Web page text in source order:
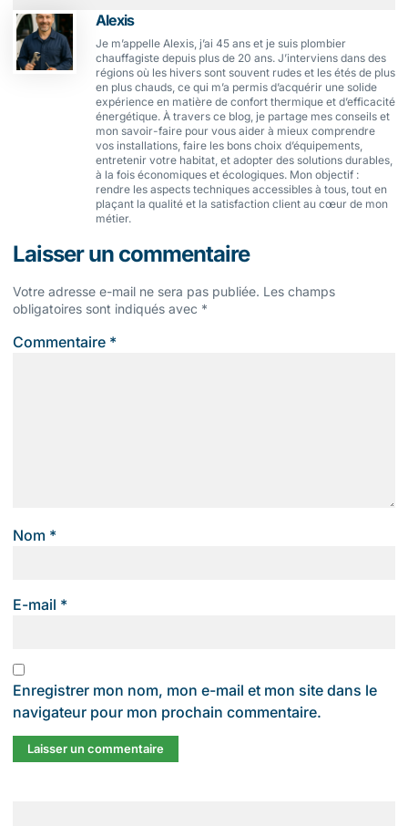
Alexis
Je m’appelle Alexis, j’ai 45 ans et je suis plombier
chauffagiste depuis plus de 20 ans. J’interviens dans des
régions où les hivers sont souvent rudes et les étés de plus
en plus chauds, ce qui m’a permis d’acquérir une solide
expérience en matière de confort thermique et d’efficacité
énergétique. À travers ce blog, je partage mes conseils et
mon savoir-faire pour vous aider à mieux comprendre
vos installations, faire les bons choix d’équipements,
entretenir votre habitat, et adopter des solutions durables,
à la fois économiques et écologiques. Mon objectif :
rendre les aspects techniques accessibles à tous, tout en
plaçant la qualité et la satisfaction client au cœur de mon
métier.
Laisser un commentaire
Votre adresse e-mail ne sera pas publiée. Les champs
obligatoires sont indiqués avec *
Commentaire *
Nom *
E-mail *
Enregistrer mon nom, mon e-mail et mon site dans le
navigateur pour mon prochain commentaire.